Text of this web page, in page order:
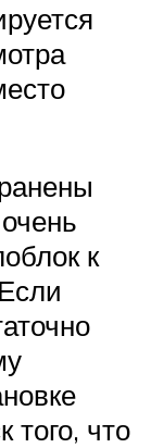
к
того, что